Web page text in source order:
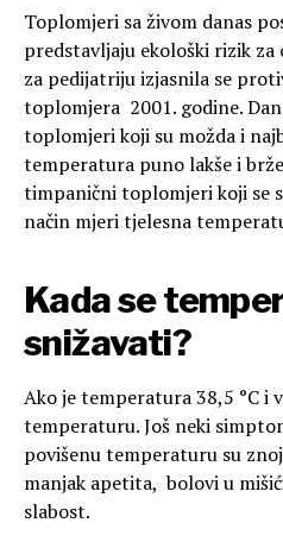
Toplomjeri sa živom danas
predstavljaju ekološki rizik za
za pedijatriju izjasnila se
toplomjera 2001. godine.
toplomjeri koji su možda i
temperatura puno lakše i
timpanični toplomjeri koji se
način mjeri tjelesna
Kada se
snižavati?
Ako je temperatura 38,5 °C i
temperaturu. Još neki
povišenu temperaturu su
manjak apetita, bolovi u
slabost.